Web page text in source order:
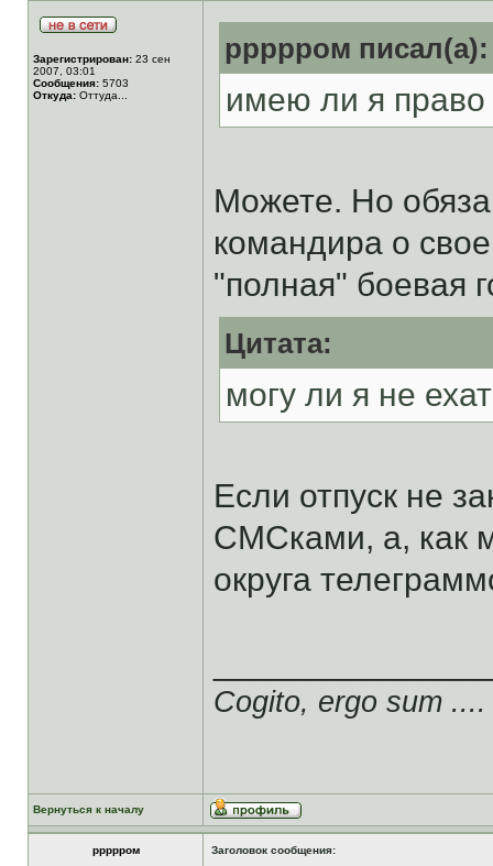
Зарегистрирован: 23 сен
2007, 03:01
Сообщения: 5703
Откуда: Оттуда...
ррррром писал(а):
имею ли я право
Можете. Но
командира о
"полная" боевая
Цитата:
могу ли я не
Если отпуск не
СМСками, а, как
округа
Cogito, ergo sum ....
Вернуться к началу
ррррром Заголовок сообщения: